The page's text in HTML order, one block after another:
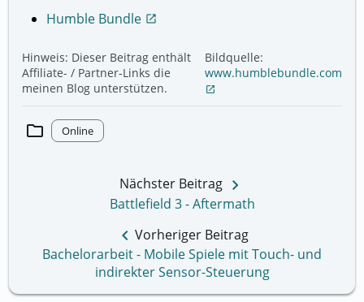
Humble Bundle open_in_new
Hinweis: Dieser Beitrag enthält
Affiliate- / Partner-Links die
meinen Blog unterstützen.
Bildquelle:
www.humblebundle.com
open_in_new
folder Online
keyboard_arrow_left Vorheriger Beitrag
Bachelorarbeit - Mobile Spiele mit Touch- und
indirekter Sensor-Steuerung
Nächster Beitrag keyboard_arrow_right
Battlefield 3 - Aftermath